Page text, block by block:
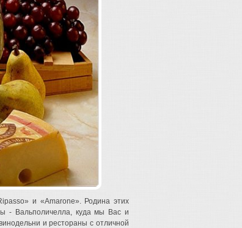
и «Amarone». Родина этих
- Вальполичелла, куда мы Вас и
и рестораны с отличной